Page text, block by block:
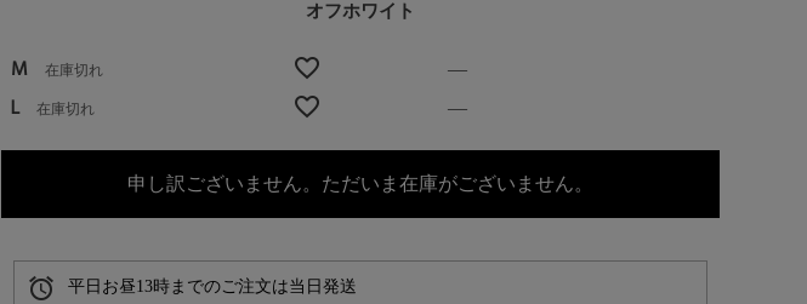
オフホワイト
M 在庫切れ —
L 在庫切れ —
申し訳ございません。ただいま在庫がございません。
alarm 平日お昼13時までのご注文は当日発送